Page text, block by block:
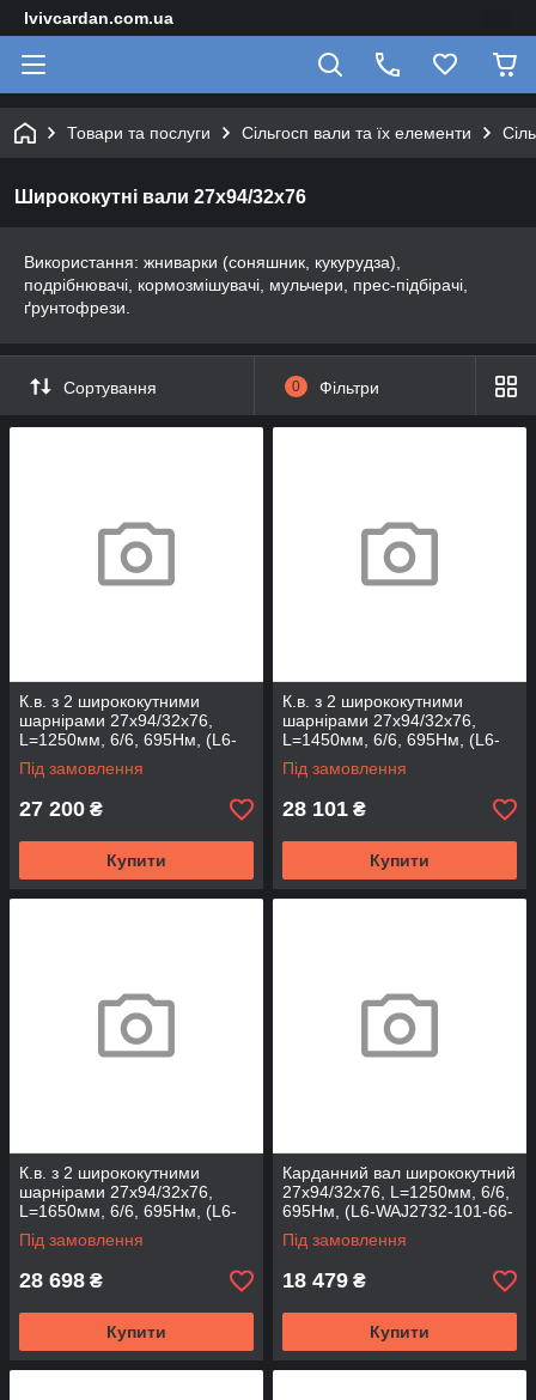
lvivcardan.com.ua
Товари та послуги Сільгосп вали та їх елементи
Ширококутні вали 27х94/32х76
Використання: жниварки (соняшник, кукурудза),
подрібнювачі, кормозмішувачі, мульчери, прес-підбірачі,
ґрунтофрези.
Сортування 0 Фільтри
К.в. з 2 ширококутними
шарнірами 27х94/32х76,
L=1250мм, 6/6, 695Нм, (L6-
2WAJ2732-101-66-T)
Під замовлення
27 200 ₴
Купити
К.в. з 2 ширококутними
шарнірами 27х94/32х76,
L=1450мм, 6/6, 695Нм, (L6-
2WAJ2732-121-66-T)
Під замовлення
28 101 ₴
Купити
К.в. з 2 ширококутними
шарнірами 27х94/32х76,
L=1650мм, 6/6, 695Нм, (L6-
2WAJ2732-141-66-T)
Під замовлення
28 698 ₴
Купити
Карданний вал ширококутний
27х94/32х76, L=1250мм, 6/6,
695Нм, (L6-WAJ2732-101-66-
T)
Під замовлення
18 479 ₴
Купити